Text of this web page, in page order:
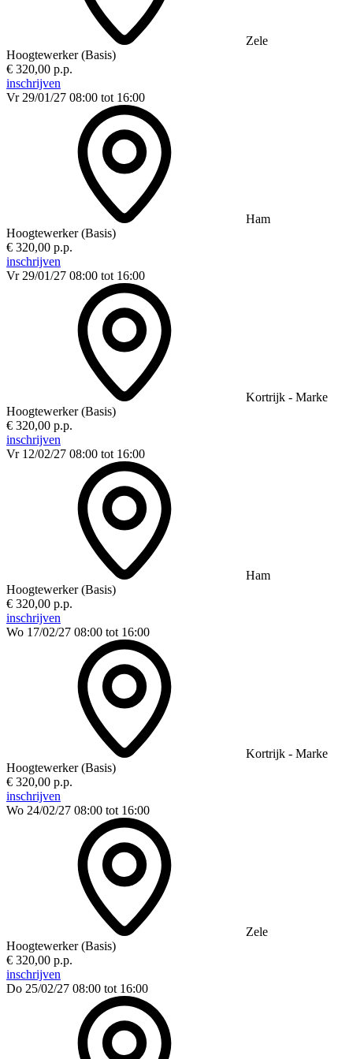
Zele
Hoogtewerker (Basis)
€ 320,00 p.p.
inschrijven
Vr 29/01/27 08:00 tot 16:00
Ham
Hoogtewerker (Basis)
€ 320,00 p.p.
inschrijven
Vr 29/01/27 08:00 tot 16:00
Kortrijk - Marke
Hoogtewerker (Basis)
€ 320,00 p.p.
inschrijven
Vr 12/02/27 08:00 tot 16:00
Ham
Hoogtewerker (Basis)
€ 320,00 p.p.
inschrijven
Wo 17/02/27 08:00 tot 16:00
Kortrijk - Marke
Hoogtewerker (Basis)
€ 320,00 p.p.
inschrijven
Wo 24/02/27 08:00 tot 16:00
Zele
Hoogtewerker (Basis)
€ 320,00 p.p.
inschrijven
Do 25/02/27 08:00 tot 16:00